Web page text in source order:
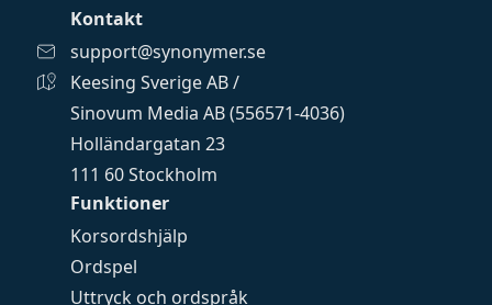
Funktioner
Korsordshjälp
Ordspel
Uttryck och ordspråk
Kontakt
support@synonymer.se
Keesing Sverige AB /
Sinovum Media AB (556571-4036)
Holländargatan 23
111 60 Stockholm